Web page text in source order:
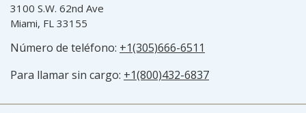
3100 S.W. 62nd Ave
Miami, FL 33155
Número de teléfono: +1(305)666-6511
Para llamar sin cargo: +1(800)432-6837